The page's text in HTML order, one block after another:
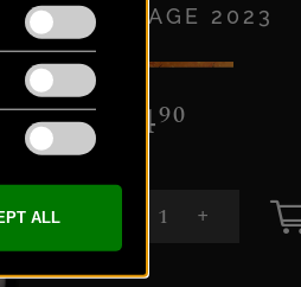
VINTAGE 2023
€ 3490
0,75 L
+